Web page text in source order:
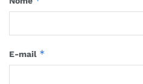
E-mail *